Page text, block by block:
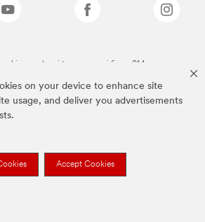
on your device to enhance site
usage, and deliver you advertisements
Accept Cookies
są znakami towarowymi firmy 3M.